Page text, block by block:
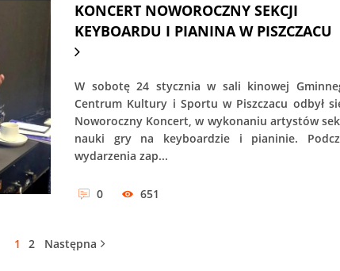
KONCERT NOWOROCZNY SEKCJI
KEYBOARDU I PIANINA W PISZCZACU
W sobotę 24 stycznia w sali kinowej
Centrum Kultury i Sportu w Piszczacu odbył
Noworoczny Koncert, w wykonaniu artystów
nauki gry na keyboardzie i pianinie.
wydarzenia zap...
0 651
1 2 Następna